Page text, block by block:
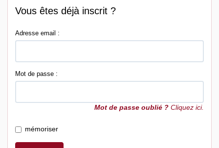
Vous êtes déjà inscrit ?
Adresse email :
Mot de passe :
Mot de passe oublié ? Cliquez ici.
mémoriser